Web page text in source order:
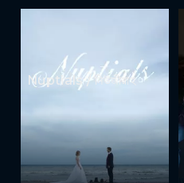
Nuptials / নিউজীয়াহ